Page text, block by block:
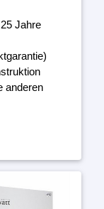
Jahre
anderen